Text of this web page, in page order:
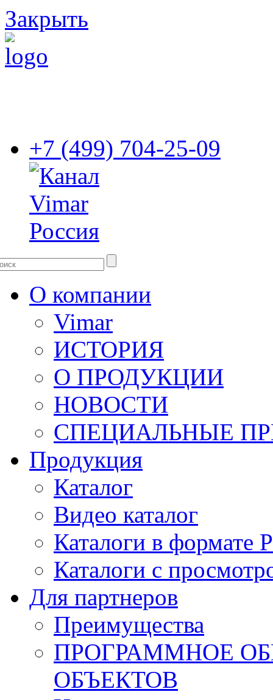
Закрыть
+7 (499) 704-25-09
О компании
Vimar
ИСТОРИЯ
О ПРОДУКЦИИ
НОВОСТИ
СПЕЦИАЛЬНЫЕ
Продукция
Каталог
Видео каталог
Каталоги в формате
Каталоги с
Для партнеров
Преимущества
ПРОГРАММНОЕ
ОБЪЕКТОВ